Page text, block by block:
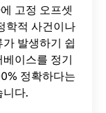
고정 오프셋
학적 사건이나
발생하기 쉽
이스를 정기
정확하다는
니다.